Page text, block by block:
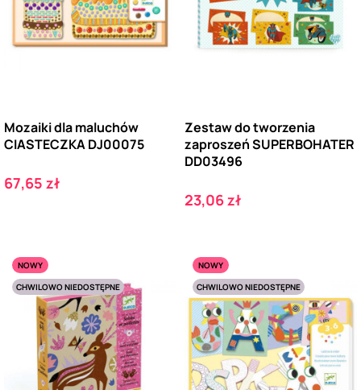
Mozaiki dla maluchów
CIASTECZKA DJ00075
Cena
67,65 zł
Zestaw do tworzenia
zaproszeń SUPERBOHATER
DD03496
Cena
23,06 zł
NOWY
CHWILOWO NIEDOSTĘPNE
NOWY
CHWILOWO NIEDOSTĘPNE